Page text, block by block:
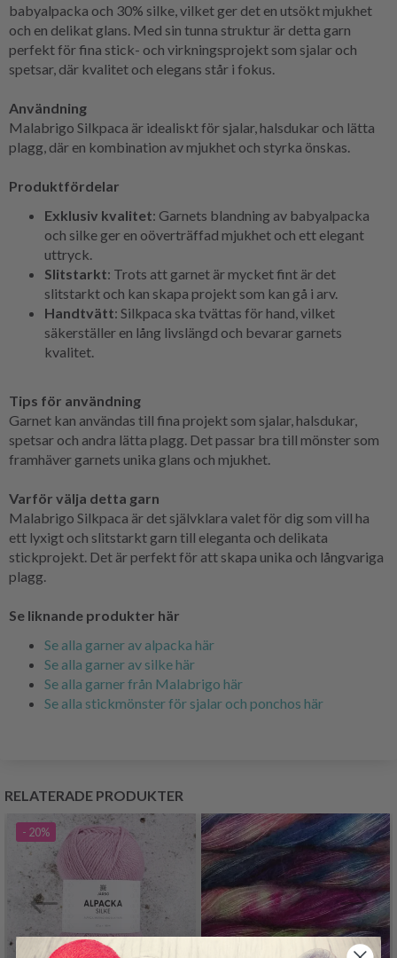
babyalpacka och 30% silke, vilket ger det en utsökt mjukhet
och en delikat glans. Med sin tunna struktur är detta garn
perfekt för fina stick- och virkningsprojekt som sjalar och
spetsar, där kvalitet och elegans står i fokus.
Användning
Malabrigo Silkpaca är idealiskt för sjalar, halsdukar och lätta
plagg, där en kombination av mjukhet och styrka önskas.
Produktfördelar
Exklusiv kvalitet: Garnets blandning av babyalpacka
och silke ger en oöverträffad mjukhet och ett elegant
uttryck.
Slitstarkt: Trots att garnet är mycket fint är det
slitstarkt och kan skapa projekt som kan gå i arv.
Handtvätt: Silkpaca ska tvättas för hand, vilket
säkerställer en lång livslängd och bevarar garnets
kvalitet.
Tips för användning
Garnet kan användas till fina projekt som sjalar, halsdukar,
spetsar och andra lätta plagg. Det passar bra till mönster som
framhäver garnets unika glans och mjukhet.
Varför välja detta garn
Malabrigo Silkpaca är det självklara valet för dig som vill ha
ett lyxigt och slitstarkt garn till eleganta och delikata
stickprojekt. Det är perfekt för att skapa unika och långvariga
plagg.
Se liknande produkter här
Se alla garner av alpacka här
Se alla garner av silke här
Se alla garner från Malabrigo här
Se alla stickmönster för sjalar och ponchos här
RELATERADE PRODUKTER
- 20%